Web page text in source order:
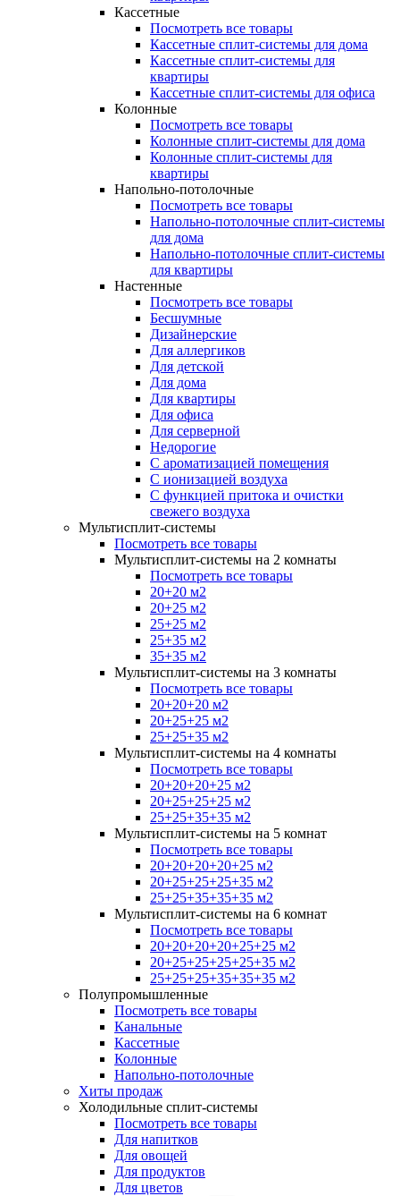
Кассетные
Посмотреть все товары
Кассетные сплит-системы для дома
Кассетные сплит-системы для
квартиры
Кассетные сплит-системы для офиса
Колонные
Посмотреть все товары
Колонные сплит-системы для дома
Колонные сплит-системы для
квартиры
Напольно-потолочные
Посмотреть все товары
Напольно-потолочные сплит-системы
для дома
Напольно-потолочные сплит-системы
для квартиры
Настенные
Посмотреть все товары
Бесшумные
Дизайнерские
Для аллергиков
Для детской
Для дома
Для квартиры
Для офиса
Для серверной
Недорогие
С ароматизацией помещения
С ионизацией воздуха
С функцией притока и очистки
свежего воздуха
Мультисплит-системы
Посмотреть все товары
Мультисплит-системы на 2 комнаты
Посмотреть все товары
20+20 м2
20+25 м2
25+25 м2
25+35 м2
35+35 м2
Мультисплит-системы на 3 комнаты
Посмотреть все товары
20+20+20 м2
20+25+25 м2
25+25+35 м2
Мультисплит-системы на 4 комнаты
Посмотреть все товары
20+20+20+25 м2
20+25+25+25 м2
25+25+35+35 м2
Мультисплит-системы на 5 комнат
Посмотреть все товары
20+20+20+20+25 м2
20+25+25+25+35 м2
25+25+35+35+35 м2
Мультисплит-системы на 6 комнат
Посмотреть все товары
20+20+20+20+25+25 м2
20+25+25+25+25+35 м2
25+25+25+35+35+35 м2
Полупромышленные
Посмотреть все товары
Канальные
Кассетные
Колонные
Напольно-потолочные
Хиты продаж
Холодильные сплит-системы
Посмотреть все товары
Для напитков
Для овощей
Для продуктов
Для цветов